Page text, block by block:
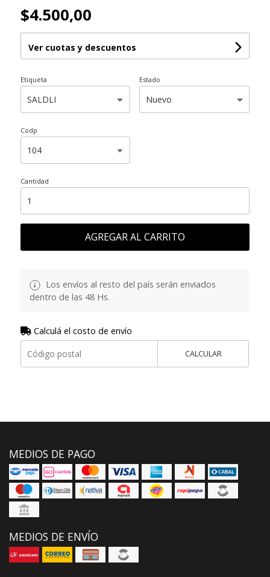
$4.500,00
Ver cuotas y descuentos
Etiqueta Estado
Codp
Cantidad
AGREGAR AL CARRITO
Los envíos al resto del país serán enviados
dentro de las 48 Hs.
Calculá el costo de envío
CALCULAR
MEDIOS DE PAGO
MEDIOS DE ENVÍO